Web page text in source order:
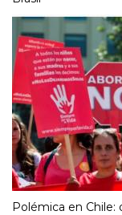
Polémica en Chile: